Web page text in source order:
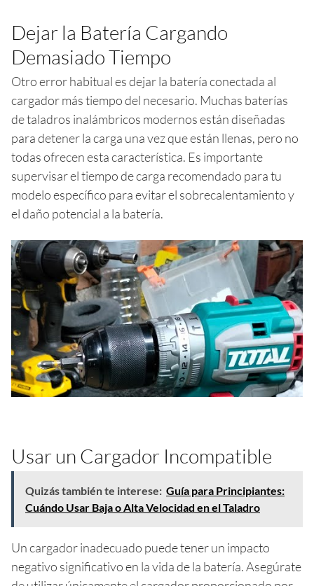
Dejar la Batería Cargando
Demasiado Tiempo
Otro error habitual es dejar la batería conectada al
cargador más tiempo del necesario. Muchas baterías
de taladros inalámbricos modernos están diseñadas
para detener la carga una vez que están llenas, pero no
todas ofrecen esta característica. Es importante
supervisar el tiempo de carga recomendado para tu
modelo específico para evitar el sobrecalentamiento y
el daño potencial a la batería.
Usar un Cargador Incompatible
Quizás también te interese: Guía para Principiantes:
Cuándo Usar Baja o Alta Velocidad en el Taladro
Un cargador inadecuado puede tener un impacto
negativo significativo en la vida de la batería. Asegúrate